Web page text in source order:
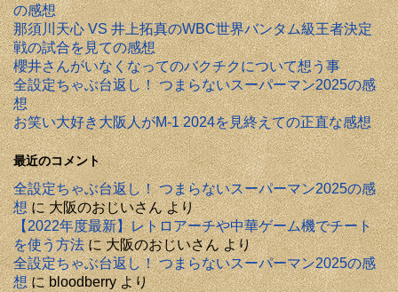
の感想
那須川天心 VS 井上拓真のWBC世界バンタム級王者決定
戦の試合を見ての感想
櫻井さんがいなくなってのバクチクについて想う事
全設定ちゃぶ台返し！ つまらないスーパーマン2025の感
想
お笑い大好き大阪人がM-1 2024を見終えての正直な感想
最近のコメント
全設定ちゃぶ台返し！ つまらないスーパーマン2025の感
想に大阪のおじいさんより
【2022年度最新】レトロアーチや中華ゲーム機でチート
を使う方法に大阪のおじいさんより
全設定ちゃぶ台返し！ つまらないスーパーマン2025の感
想にbloodberryより